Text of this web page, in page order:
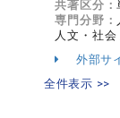
共著区分：
専門分野：
人文・社会
外部サ
全件表示 >>